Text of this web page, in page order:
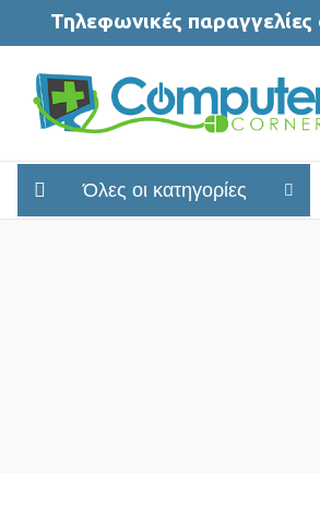
Τηλεφωνικές
Όλες οι κατηγορίες